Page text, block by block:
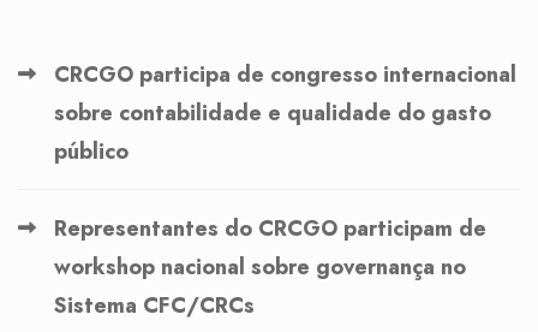
CRCGO participa de congresso internacional
sobre contabilidade e qualidade do gasto
público
Representantes do CRCGO participam de
workshop nacional sobre governança no
Sistema CFC/CRCs